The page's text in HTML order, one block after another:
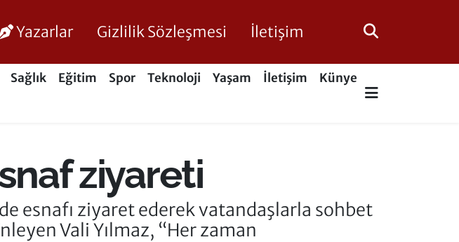
Yazarlar Gizlilik Sözleşmesi İletişim
Sağlık Eğitim Spor Teknoloji Yaşam İletişim
Künye
ziyareti
esnafı ziyaret ederek vatandaşlarla sohbet
Vali Yılmaz, “Her zaman